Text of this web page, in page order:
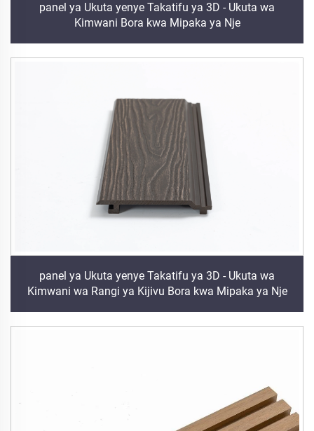
panel ya Ukuta yenye Takatifu ya 3D - Ukuta wa
Kimwani Bora kwa Mipaka ya Nje
panel ya Ukuta yenye Takatifu ya 3D - Ukuta wa
Kimwani wa Rangi ya Kijivu Bora kwa Mipaka ya Nje